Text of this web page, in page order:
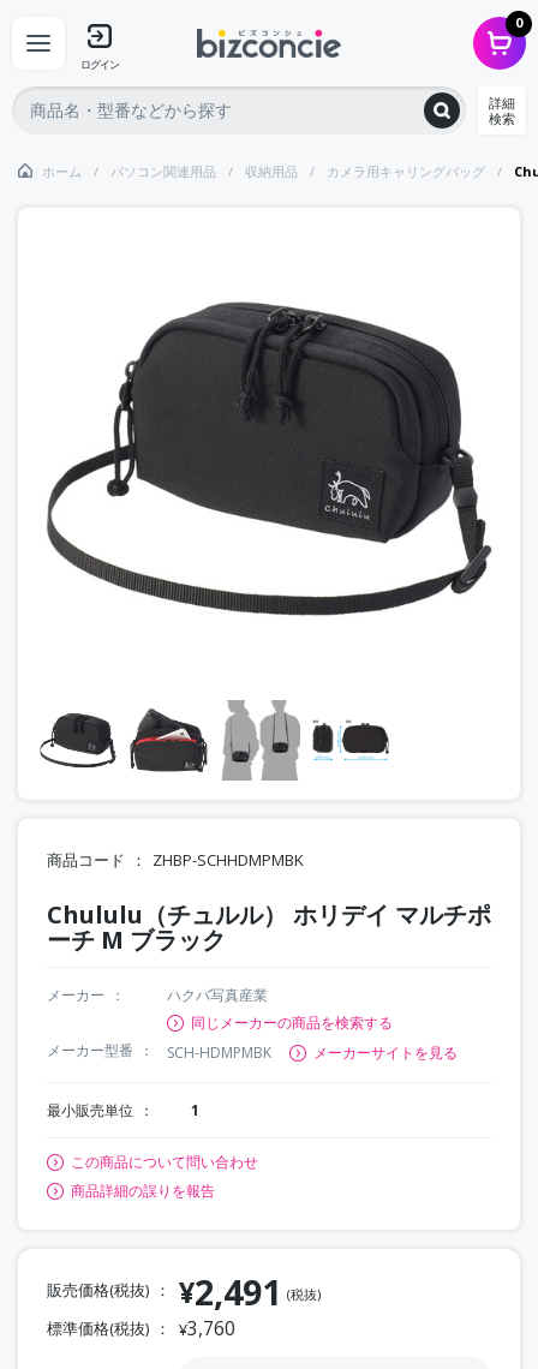
ログイン
0
詳細
検索
ホーム パソコン関連用品 収納用品 カメラ用キャリングバッグ
商品コード ZHBP-SCHHDMPMBK
Chululu（チュルル） ホリデイ マルチポ
ーチ M ブラック
メーカー
ハクバ写真産業
同じメーカーの商品を検索する
メーカー型番
SCH-HDMPMBK メーカーサイトを見る
最小販売単位 1
この商品について問い合わせ
商品詳細の誤りを報告
販売価格(税抜) ¥2,491 (税抜)
標準価格(税抜) ¥3,760